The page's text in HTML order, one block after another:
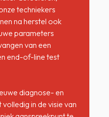
techniekers
na herstel ook
parameters
van een
end-of-line test
diagnose- en
in de visie van